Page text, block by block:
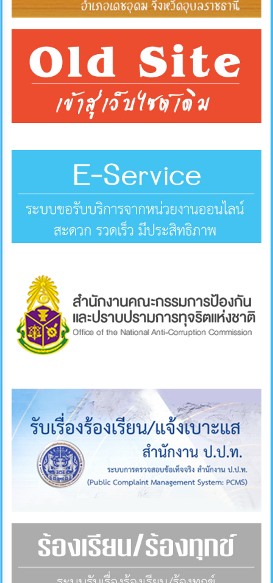
การ
เงิน
แผนการ
ทุจริต
เพื่อ
ป้องกัน
การ
ทุจริต
ภายใน
ป้องกัน
การ
Service
Q&A